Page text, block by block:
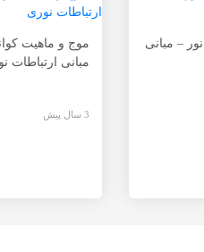
– مبانی
موج و ماهیت
مبانی ارتباطات
3 سال پیش